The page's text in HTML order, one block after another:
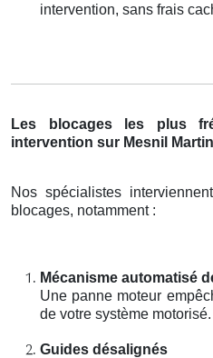
intervention, sans frais
Les blocages les plus
intervention sur Mesnil
Nos spécialistes
blocages, notamment :
Mécanisme automatisé
Une panne moteur
de votre système motorisé.
Guides désalignés